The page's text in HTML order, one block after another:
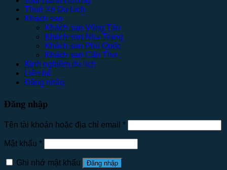
Thuê Xe Du Lịch
Khách sạn
Khách sạn Vũng Tàu
Khách sạn Nha Trang
Khách sạn Phú Quốc
Khách sạn Cần Thơ
Kinh nghiệm du lịch
Liên hệ
Đăng nhập
Đăng nhập
Tên tài khoản hoặc địa chỉ email *
Mật khẩu *
Ghi nhớ mật khẩu Đăng nhập